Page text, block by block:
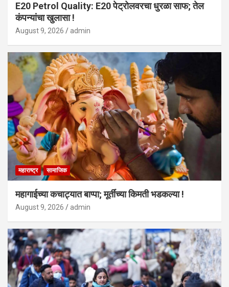
E20 Petrol Quality: E20 पेट्रोलवरचा धुरळा साफ; तेल
कंपन्यांचा खुलासा !
August 9, 2026 admin
महाराष्ट्र सामाजिक
महागाईच्या कचाट्यात बाप्पा; मूर्तींच्या किमती भडकल्या !
August 9, 2026 admin